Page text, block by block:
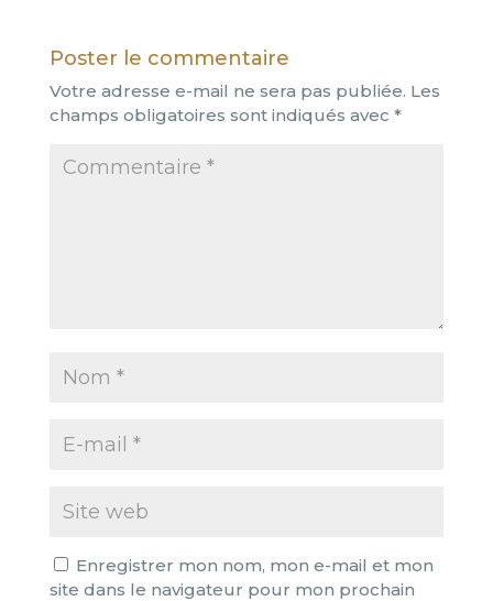
Poster le commentaire
Votre adresse e-mail ne sera pas publiée. Les
champs obligatoires sont indiqués avec *
Enregistrer mon nom, mon e-mail et mon
site dans le navigateur pour mon prochain